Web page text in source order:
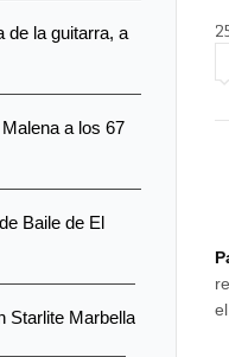
de la guitarra, a
a los 67
Baile de El
Starlite Marbella